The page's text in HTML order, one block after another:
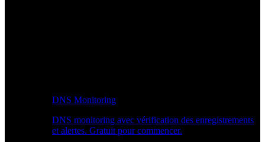
DNS Monitoring
DNS monitoring avec vérification des enregistrements
et alertes. Gratuit pour commencer.